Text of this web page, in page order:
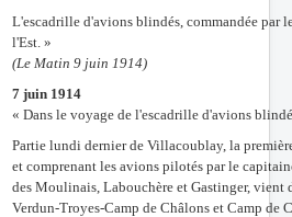
L'escadrille d'avions blindés, commandée par
l'Est. »
(Le Matin 9 juin 1914)
7 juin 1914
« Dans le voyage de l'escadrille d'avions
Partie lundi dernier de Villacoublay, la
et comprenant les avions pilotés par le
des Moulinais, Labouchère et Gastinger, vient
Verdun-Troyes-Camp de Châlons et Camp